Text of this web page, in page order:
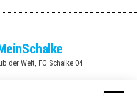
der Welt, FC Schalke 04